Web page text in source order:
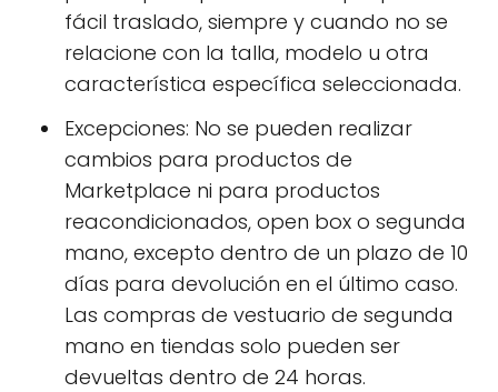
fácil traslado, siempre y cuando no se
relacione con la talla, modelo u otra
característica específica seleccionada.
Excepciones: No se pueden realizar
cambios para productos de
Marketplace ni para productos
reacondicionados, open box o segunda
mano, excepto dentro de un plazo de 10
días para devolución en el último caso.
Las compras de vestuario de segunda
mano en tiendas solo pueden ser
devueltas dentro de 24 horas.